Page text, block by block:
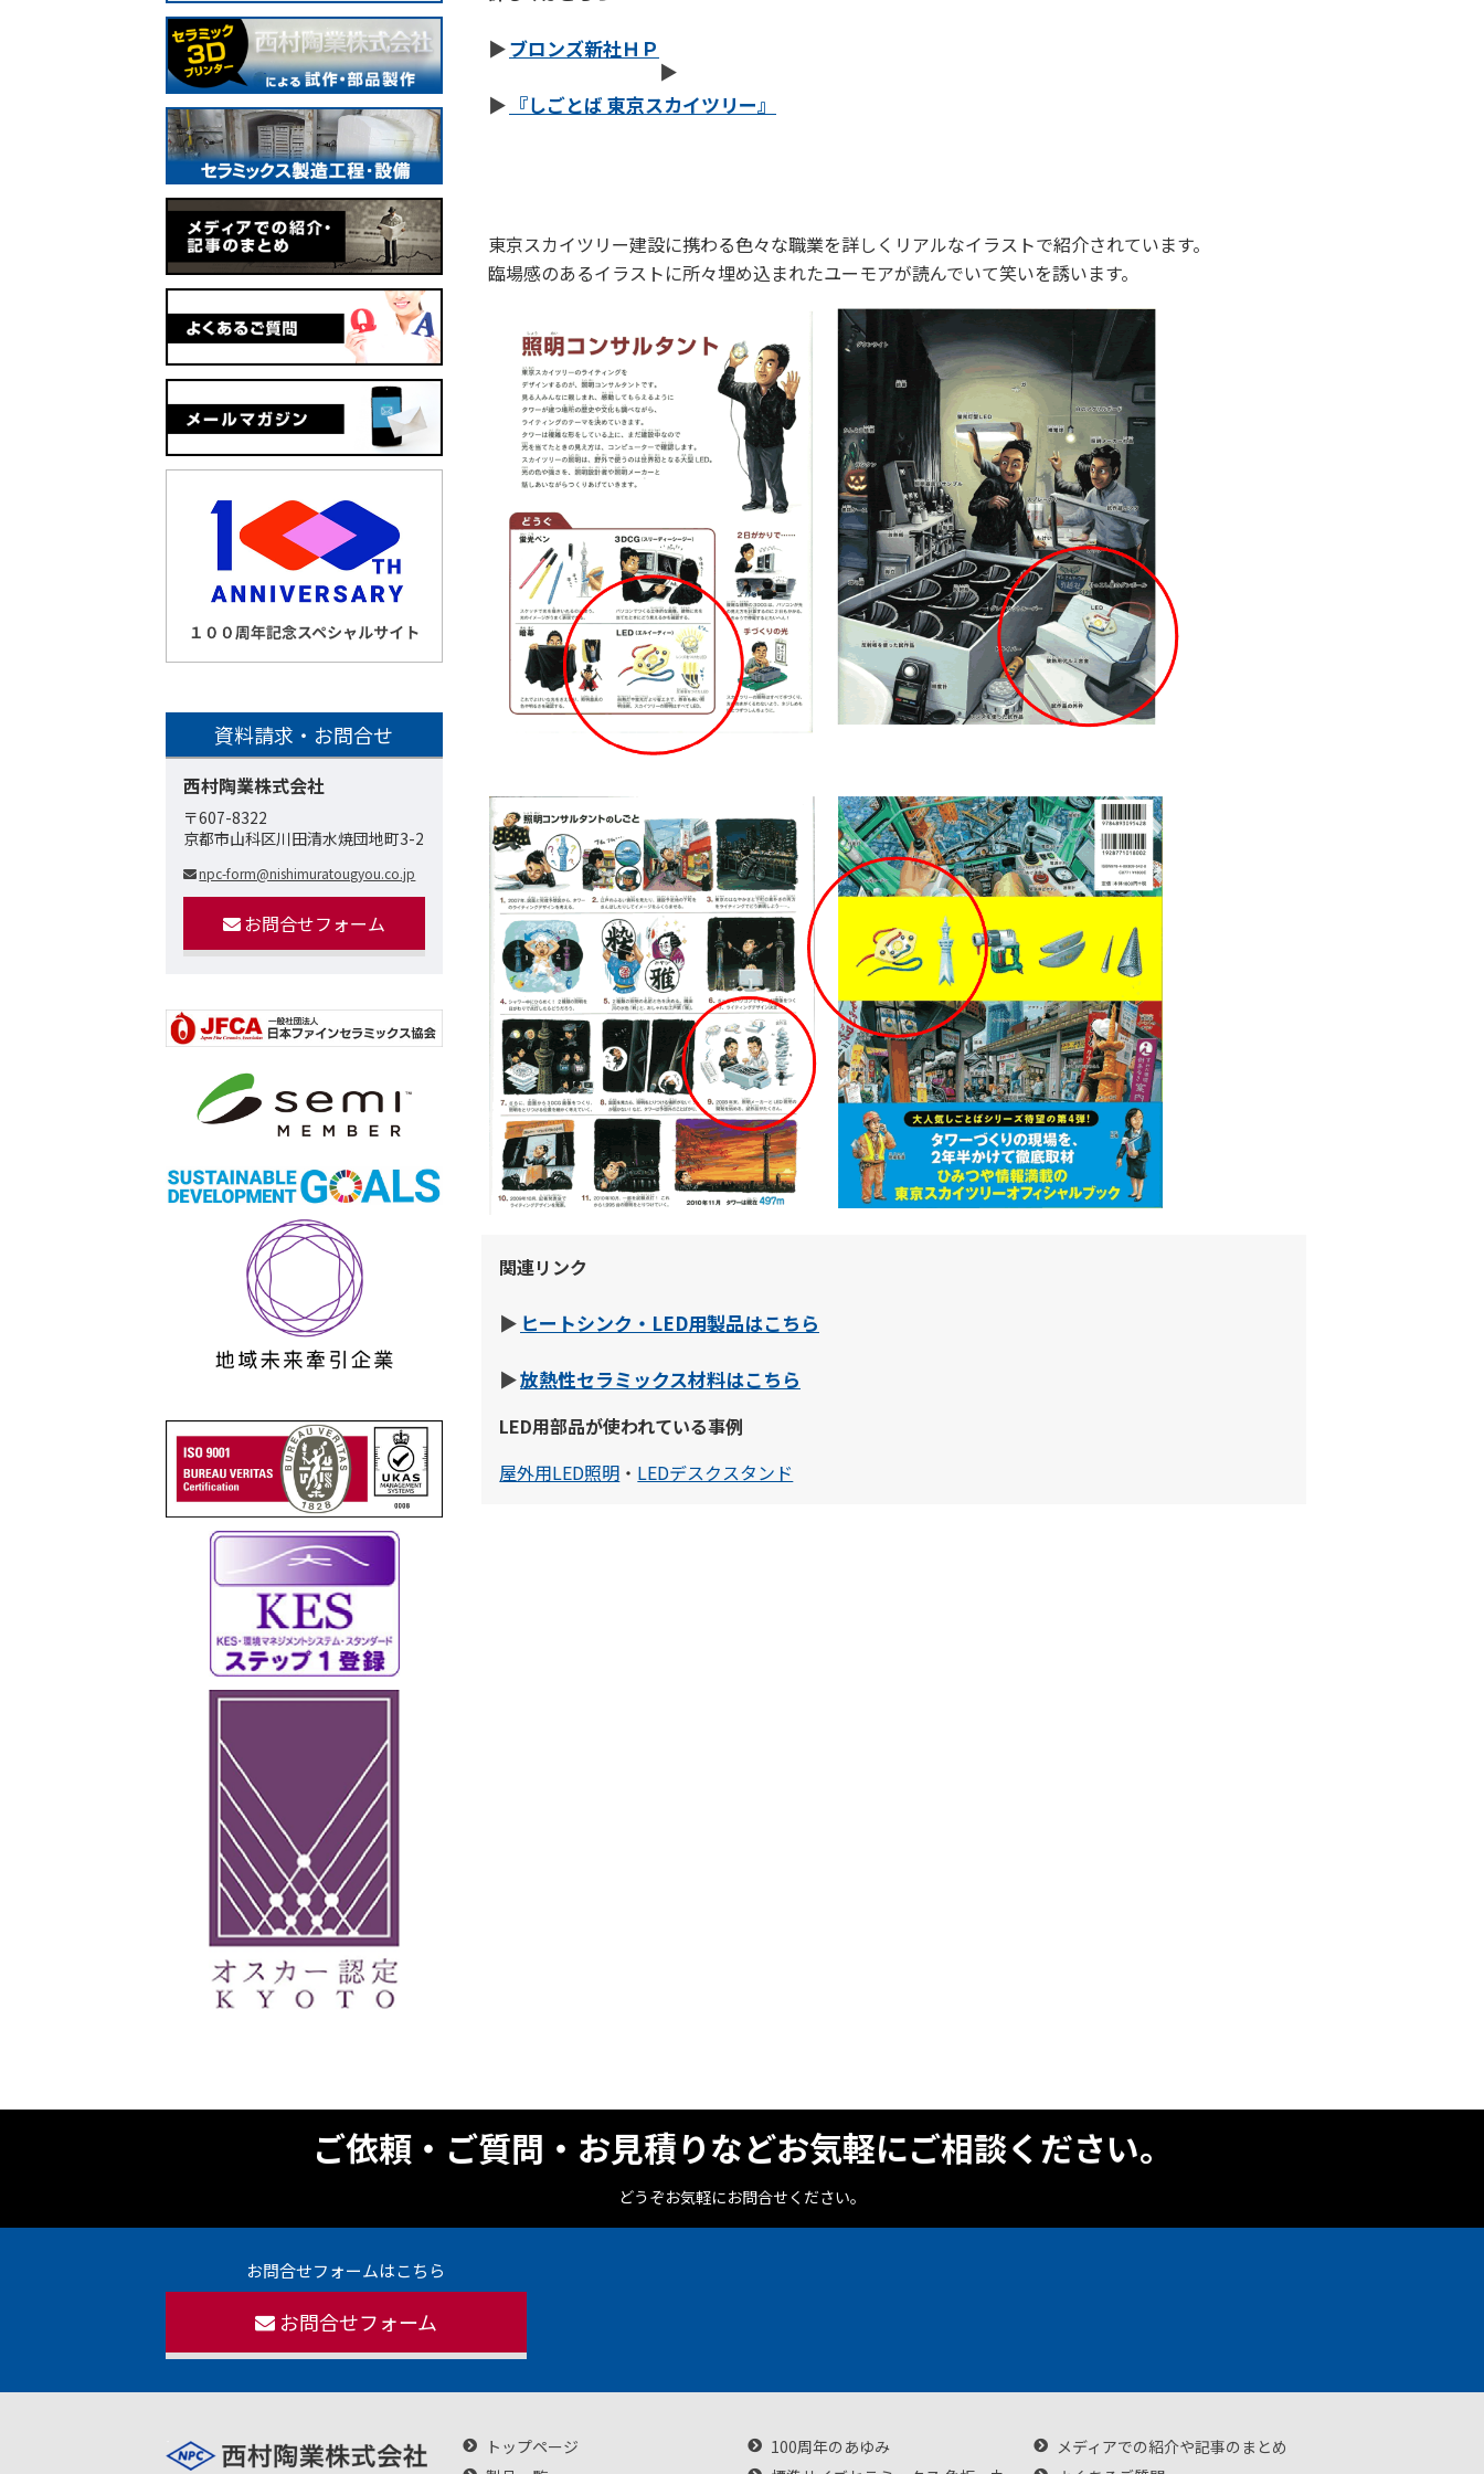
ブロンズ新社ＨＰ
『しごとば 東京スカイツリー』
東京スカイツリー建設に携わる色々な職業を詳しくリアルなイラストで紹介されています。
臨場感のあるイラストに所々埋め込まれたユーモアが読んでいて笑いを誘います。
関連リンク
ヒートシンク・LED用製品はこちら
放熱性セラミックス材料はこちら
LED用部品が使われている事例
屋外用LED照明 ・ LEDデスクスタンド
資料請求・お問合せ
西村陶業株式会社
〒607-8322
京都市山科区川田清水焼団地町3-2
npc-form@nishimuratougyou.co.jp
お問合せフォーム
ご依頼・ご質問・お見積りなどお気軽にご相談ください。
どうぞお気軽にお問合せください。
お問合せフォームはこちら
お問合せフォーム
トップページ
100周年のあゆみ
メディアでの紹介や記事のまとめ